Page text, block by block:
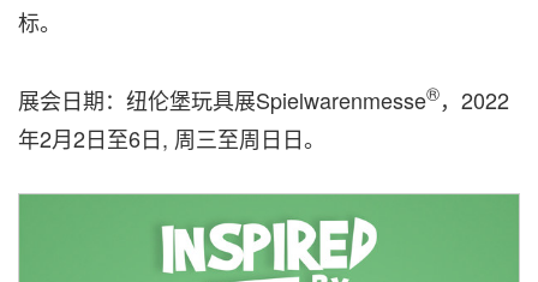
标。
展会日期：纽伦堡玩具展Spielwarenmesse®，2022
年2月2日至6日, 周三至周日日。